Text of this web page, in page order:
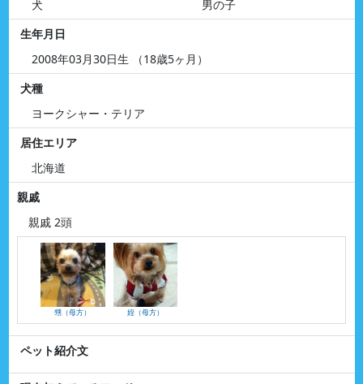
犬
男の子
生年月日
2008年03月30日生 （18歳5ヶ月）
犬種
ヨークシャー・テリア
居住エリア
北海道
親戚
親戚 2頭
甥（母方） 姪（母方）
ペット紹介文